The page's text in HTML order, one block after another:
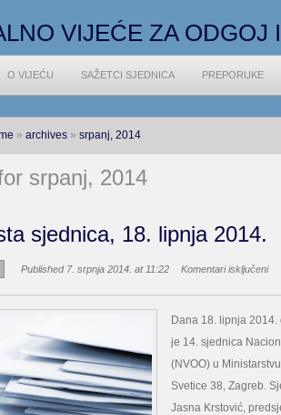
VIJEĆE ZA ODGOJ
O VIJEĆU SAŽETCI SJEDNICA PREPORUKE
» archives» srpanj, 2014
srpanj, 2014
sjednica, 18. lipnja 2014.
Published 7. srpnja 2014. at 11:22 Komentari isključeniza
18.
Dana 18. lipnja
je 14. sjednica
(NVOO) u
Svetice 38, Zagreb.
Jasna Krstović,